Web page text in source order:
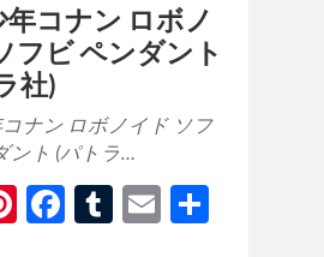
年コナン ロボノ
フビ ペンダント
社)
コナン ロボノイド ソフ
ント (パトラ…
Pinterest
Facebook
Tumblr
Email